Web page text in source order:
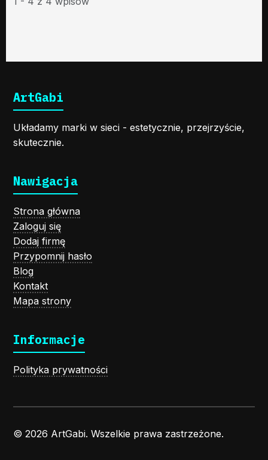
ArtGabi
Układamy marki w sieci - estetycznie, przejrzyście,
skutecznie.
Nawigacja
Strona główna
Zaloguj się
Dodaj firmę
Przypomnij hasło
Blog
Kontakt
Mapa strony
Informacje
Polityka prywatności
© 2026 ArtGabi. Wszelkie prawa zastrzeżone.